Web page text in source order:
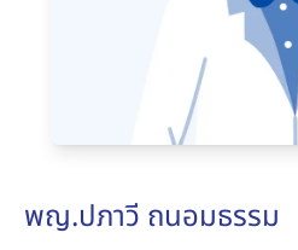
พญ.ปภาวี ถนอมธรรม